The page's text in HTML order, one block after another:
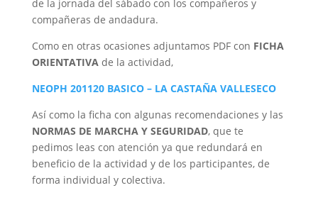
de la jornada del sábado con los compañeros y
compañeras de andadura.
Como en otras ocasiones adjuntamos PDF con FICHA
ORIENTATIVAde la actividad,
NEOPH 201120 BASICO – LA CASTAÑA VALLESECO
Así como la ficha con algunas recomendaciones y las
NORMAS DE MARCHA Y SEGURIDAD, que te
pedimos leas con atención ya que redundará en
beneficio de la actividad y de los participantes, de
forma individual y colectiva.